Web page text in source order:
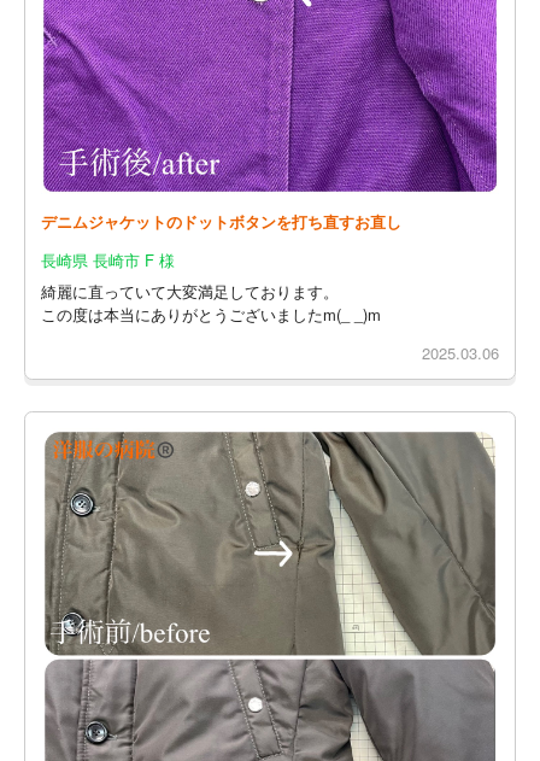
デニムジャケットのドットボタンを打ち直すお直し
長崎県 長崎市 F 様
綺麗に直っていて大変満足しております。
この度は本当にありがとうございましたm(_ _)m
2025.03.06